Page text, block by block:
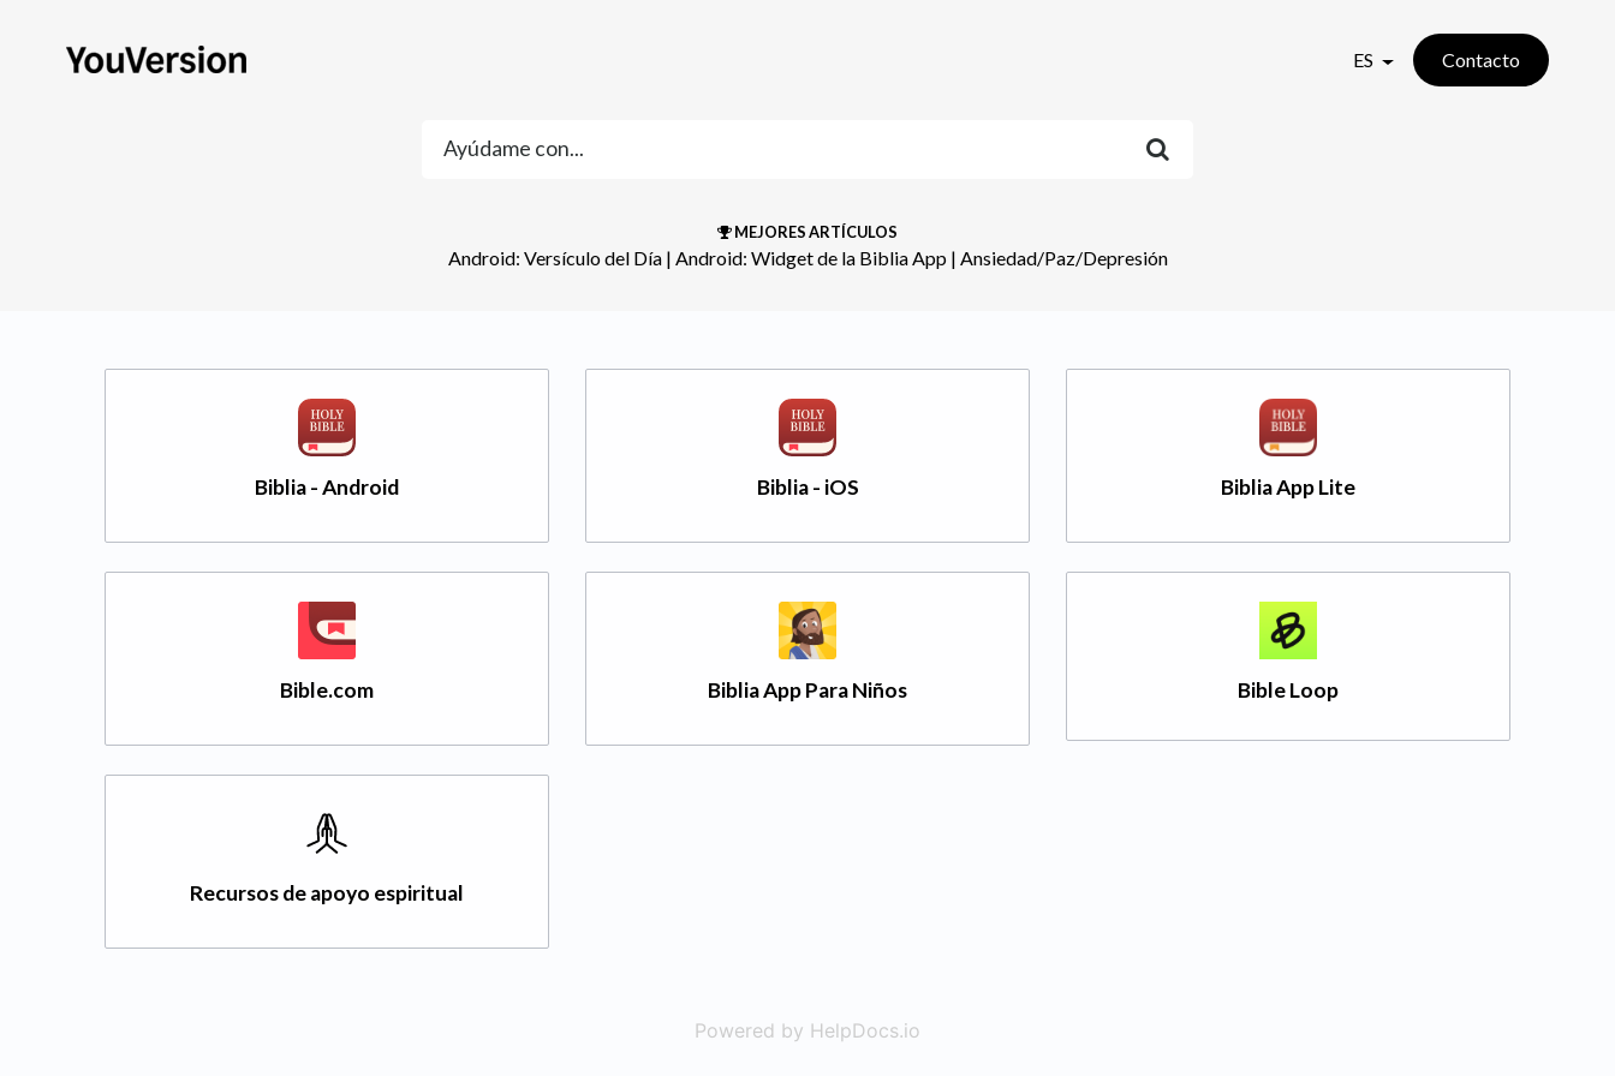
ES Contacto
MEJORES ARTÍCULOS
Android: Versículo del Día​ | ​ Android: Widget de la Biblia App​ | ​ Ansiedad/Paz/Depresión
Biblia - Android Biblia - iOS Biblia App Lite
Bible.com Biblia App Para Niños Bible Loop
Recursos de apoyo espiritual
Powered by HelpDocs.io